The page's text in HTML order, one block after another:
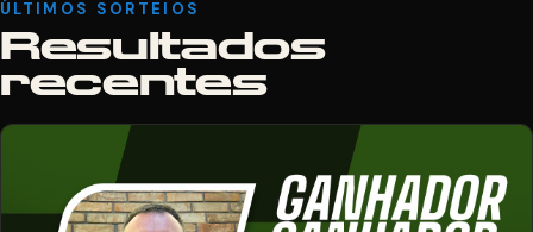
ÚLTIMOS SORTEIOS
Resultados
recentes